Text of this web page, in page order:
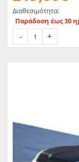
Διαθεσιμότητα:
Παράδοση έως 30